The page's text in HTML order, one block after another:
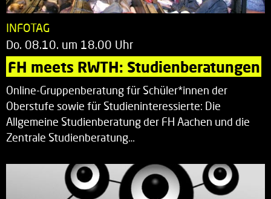
INFOTAG
Do. 08.10. um 18.00 Uhr
FH meets RWTH: Studienberatungen
Online-Gruppenberatung für Schüler*innen der
Oberstufe sowie für Studieninteressierte: Die
Allgemeine Studienberatung der FH Aachen und die
Zentrale Studienberatung…